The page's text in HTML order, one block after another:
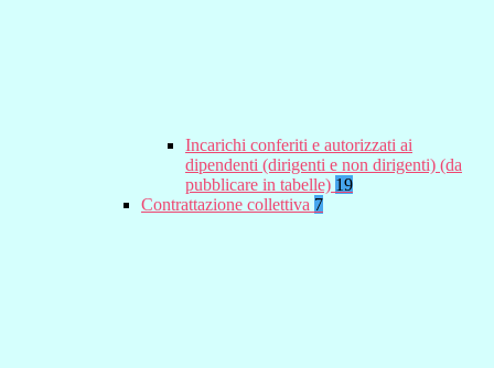
Incarichi conferiti e autorizzati ai
dipendenti (dirigenti e non dirigenti) (da
pubblicare in tabelle) 19
Contrattazione collettiva 7